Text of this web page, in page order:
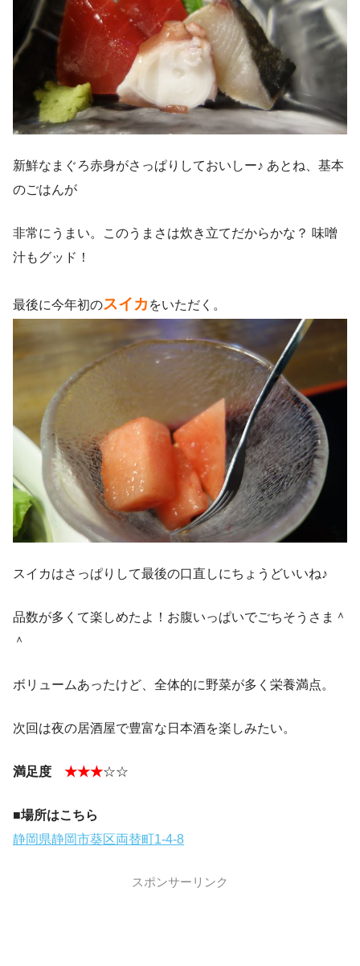
新鮮なまぐろ赤身がさっぱりしておいしー♪ あとね、基本
のごはんが
非常にうまい。このうまさは炊き立てだからかな？ 味噌
汁もグッド！
最後に今年初のスイカ をいただく。
スイカはさっぱりして最後の口直しにちょうどいいね♪
品数が多くて楽しめたよ！お腹いっぱいでごちそうさま＾
＾
ボリュームあったけど、全体的に野菜が多く栄養満点。
次回は夜の居酒屋で豊富な日本酒を楽しみたい。
満足度 ★★★☆☆
■場所はこちら
静岡県静岡市葵区両替町1-4-8
スポンサーリンク